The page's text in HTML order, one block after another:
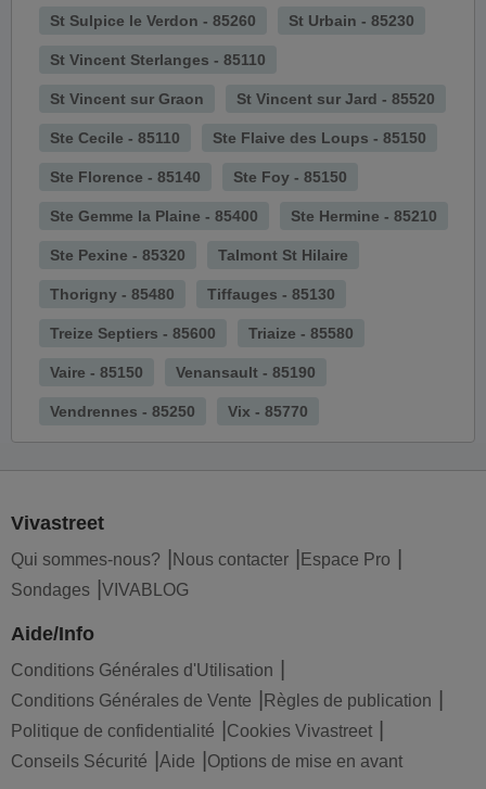
St Sulpice le Verdon - 85260 St Urbain - 85230
St Vincent Sterlanges - 85110
St Vincent sur Graon St Vincent sur Jard - 85520
Ste Cecile - 85110 Ste Flaive des Loups - 85150
Ste Florence - 85140 Ste Foy - 85150
Ste Gemme la Plaine - 85400 Ste Hermine - 85210
Ste Pexine - 85320 Talmont St Hilaire
Thorigny - 85480 Tiffauges - 85130
Treize Septiers - 85600 Triaize - 85580
Vaire - 85150 Venansault - 85190
Vendrennes - 85250 Vix - 85770
Vivastreet
Qui sommes-nous? Nous contacter
Espace Pro
Sondages
VIVABLOG
Aide/Info
Conditions Générales d'Utilisation
Conditions Générales de Vente
Règles de publication
Politique de confidentialité
Cookies Vivastreet
Conseils Sécurité
Aide Options de mise en avant